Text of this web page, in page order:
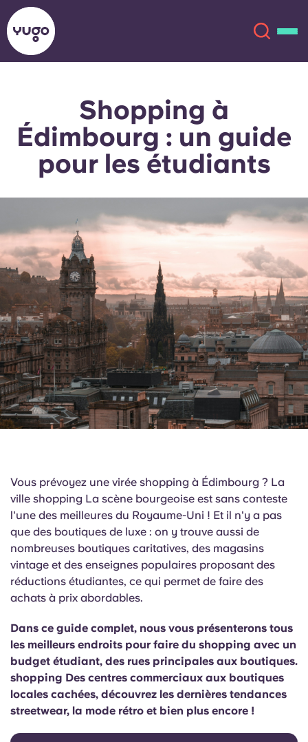
Lieux
Compte Langue
English (GB)
English (US)
Chinese
Español
Deutsch
Italian
French
Portuguese
Sélectionnez un pays
Sélectionnez une ville
Choisissez une résidence
Se connecter
Réservez maintenant
English (GB)
English (US)
Català
Italian
Portuguese
Shopping à
Édimbourg : un guide
pour les étudiants
Vous prévoyez une virée shopping à Édimbourg ? La
ville shopping La scène bourgeoise est sans conteste
l'une des meilleures du Royaume-Uni ! Et il n'y a pas
que des boutiques de luxe : on y trouve aussi de
nombreuses boutiques caritatives, des magasins
vintage et des enseignes populaires proposant des
réductions étudiantes, ce qui permet de faire des
achats à prix abordables.
Dans ce guide complet, nous vous présenterons tous
les meilleurs endroits pour faire du shopping avec un
budget étudiant, des rues principales aux boutiques.
shopping Des centres commerciaux aux boutiques
locales cachées, découvrez les dernières tendances
streetwear, la mode rétro et bien plus encore !